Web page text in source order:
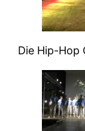
Die Hip-Hop